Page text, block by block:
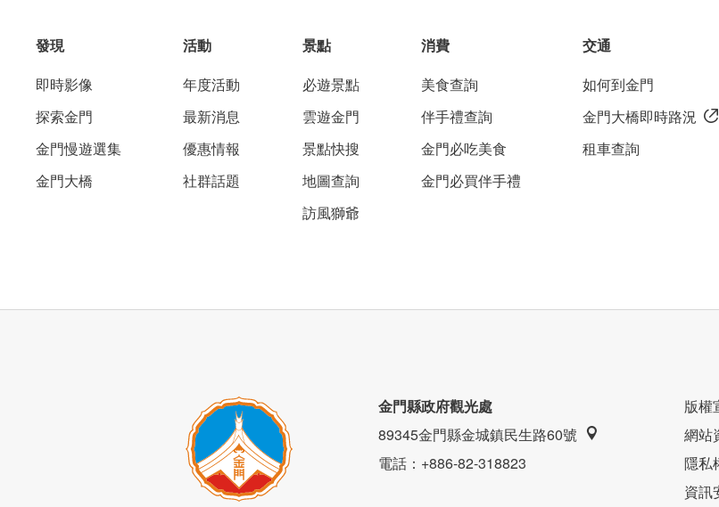
貢糖為明朝時期閩南地區的朝聖貢品，經過手工敲擊、捶打成一種香酥可口的花生酥，貢
膩的貢糖。
發現
即時影像
探索金門
金門慢遊選集
金門大橋
活動
年度活動
最新消息
優惠情報
社群話題
景點
必遊景點
雲遊金門
景點快搜
地圖查詢
訪風獅爺
消費
美食查詢
伴手禮查詢
金門必吃美食
金門必買伴手禮
交通
如何到金門
金門大橋即時路況
租車查詢
金門縣政府觀光處
89345金門縣金城鎮民生路60號
電話：+886-82-318823
版權
網站
隱私
資訊